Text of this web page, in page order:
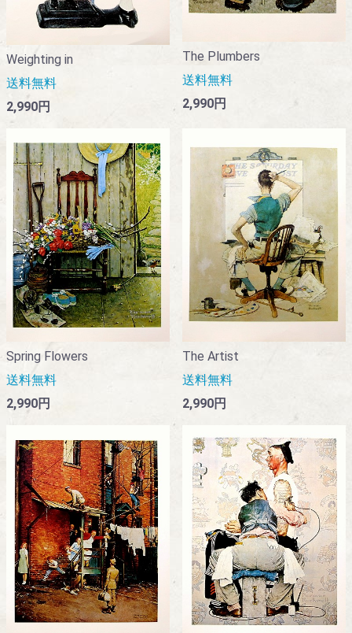
Weighting in
送料無料
2,990円
The Plumbers
送料無料
2,990円
Spring Flowers
送料無料
2,990円
The Artist
送料無料
2,990円